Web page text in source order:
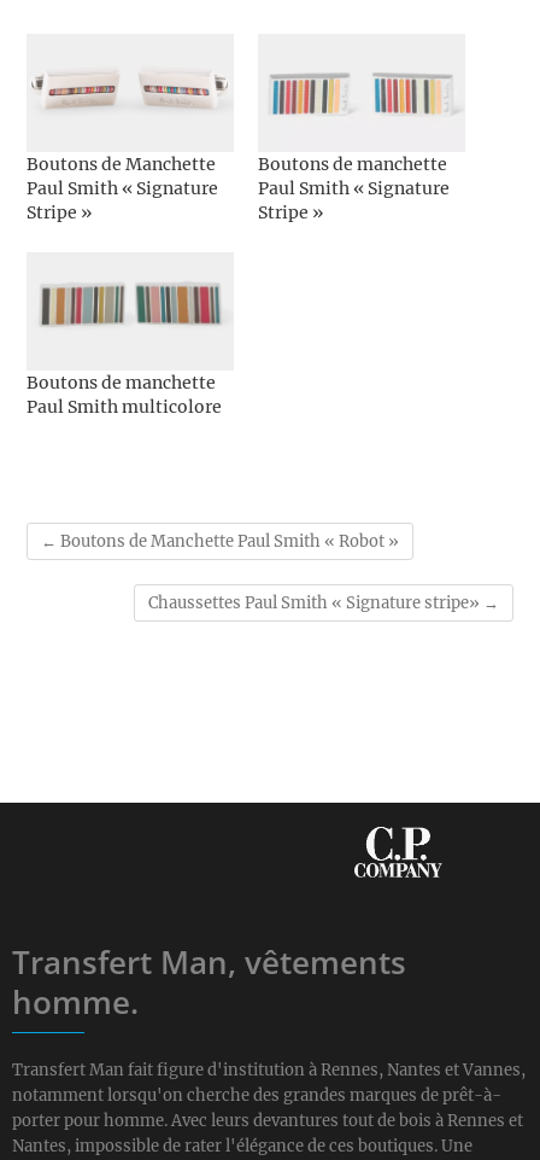
Boutons de Manchette
Paul Smith « Signature
Stripe »
Boutons de manchette
Paul Smith « Signature
Stripe »
Boutons de manchette
Paul Smith multicolore
← Boutons de Manchette Paul Smith « Robot »
Chaussettes Paul Smith « Signature stripe» →
Transfert Man, vêtements
homme.
Transfert Man fait figure d'institution à Rennes, Nantes et Vannes,
notamment lorsqu'on cherche des grandes marques de prêt-à-
porter pour homme. Avec leurs devantures tout de bois à Rennes et
Nantes, impossible de rater l'élégance de ces boutiques. Une